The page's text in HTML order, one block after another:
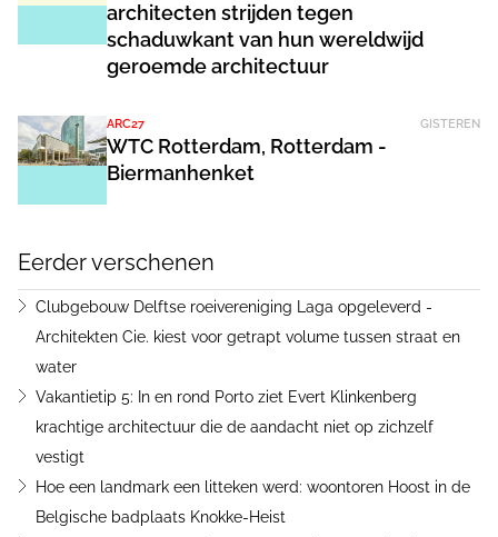
architecten strijden tegen
schaduwkant van hun wereldwijd
geroemde architectuur
ARC27 GISTEREN
WTC Rotterdam, Rotterdam -
Biermanhenket
Eerder verschenen
Clubgebouw Delftse roeivereniging Laga opgeleverd -
Architekten Cie. kiest voor getrapt volume tussen straat en
water
Vakantietip 5: In en rond Porto ziet Evert Klinkenberg
krachtige architectuur die de aandacht niet op zichzelf
vestigt
Hoe een landmark een litteken werd: woontoren Hoost in de
Belgische badplaats Knokke-Heist